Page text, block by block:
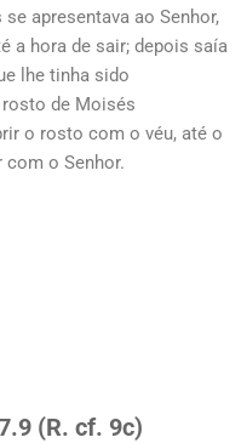
apresentava ao Senhor,
a hora de sair; depois saía
lhe tinha sido
de Moisés
o rosto com o véu, até o
com o Senhor.
(R. cf. 9c)